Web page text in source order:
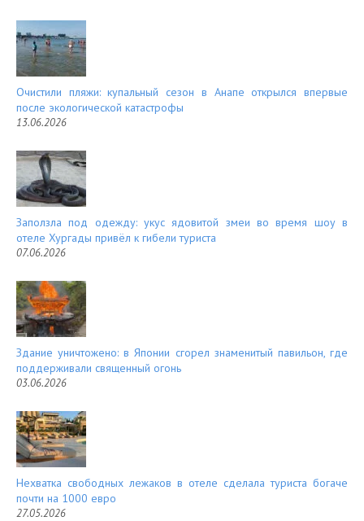
Очистили пляжи: купальный сезон в Анапе открылся впервые
после экологической катастрофы
13.06.2026
Заползла под одежду: укус ядовитой змеи во время шоу в
отеле Хургады привёл к гибели туриста
07.06.2026
Здание уничтожено: в Японии сгорел знаменитый павильон, где
поддерживали священный огонь
03.06.2026
Нехватка свободных лежаков в отеле сделала туриста богаче
почти на 1000 евро
27.05.2026